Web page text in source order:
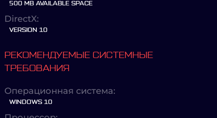
500 MB AVAILABLE SPACE
DirectX:
VERSION 10
РЕКОМЕНДУЕМЫЕ СИСТЕМНЫЕ
ТРЕБОВАНИЯ
Операционная система:
WINDOWS 10